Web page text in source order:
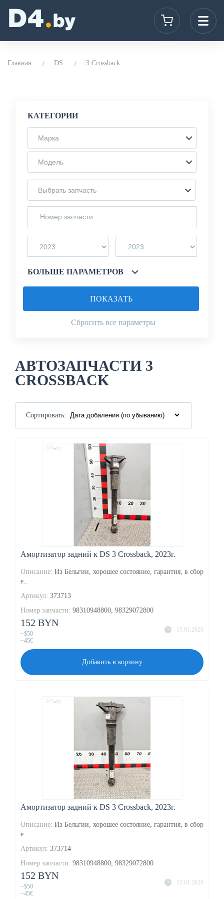
Главная DS 3 Crossback
КАТЕГОРИИ
Марка
Модель
Выбрать запчасть
БОЛЬШЕ ПАРАМЕТРОВ
Сбросить все параметры
ПОКАЗАТЬ
АВТОЗАПЧАСТИ 3
CROSSBACK
Сортировать:
Амортизатор задний к DS 3 Crossback, 2023г.
Описание: Из Бельгии, хорошее состояние, гарантия, в сбор
е..
Артикул: 373713
Номер запчасти: 98310948800, 98329072800
15.01.2026
152 BYN
~$50
~45€
Добавить в корзину
Амортизатор задний к DS 3 Crossback, 2023г.
Описание: Из Бельгии, хорошее состояние, гарантия, в сбор
е..
Артикул: 373714
Номер запчасти: 98310948800, 98329072800
15.01.2026
152 BYN
~$50
~45€